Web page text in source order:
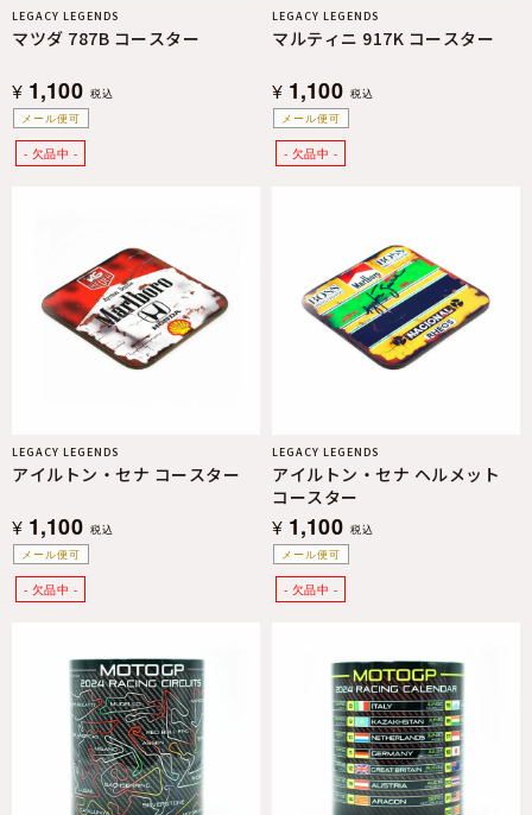
メール便可
LEGACY LEGENDS
マツダ 787B コースター
¥ 1,100 税込
メール便可
LEGACY LEGENDS
マルティニ 917K コースター
¥ 1,100 税込
メール便可
LEGACY LEGENDS
アイルトン・セナ コースター
¥ 1,100 税込
メール便可
LEGACY LEGENDS
アイルトン・セナ ヘルメット
コースター
¥ 1,100 税込